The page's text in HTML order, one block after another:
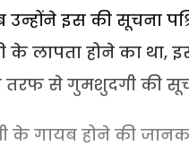
इस की सूचना
के लापता होने का था,
तरफ से गुमशुदगी की
के गायब होने की